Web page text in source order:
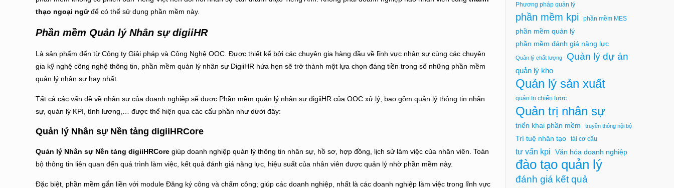
thạo ngoại ngữđể có thể sử dụng phần mềm này.
Phần mềm Quản lý Nhân sự digiiHR
Là sản phẩm đến từCông ty Giải pháp và Công Nghệ OOC . Được thiết kế bởi các chuyên gia hàng đầu về lĩnh vực nhân sự cùng các chuyên
gia kỹ nghệ công nghệ thông tin, phần mềm quản lý nhân sự DigiiHR hứa hẹn sẽ trở thành một lựa chọn đáng tiền trong số những phần mềm
quản lý nhân sự hay nhất.
Tất cả các vấn đề về nhân sự của doanh nghiệp sẽ được Phần mềm quản lý nhân sự digiiHR của OOC xử lý, bao gồm quản lý thông tin nhân
sự, quản lý KPI, tính lương,… được thể hiện qua các cấu phần như dưới đây:
Quản lý Nhân sự Nền tảng digiiHRCore
Quản lý Nhân sự Nền tảng digiiHRCore giúp doanh nghiệp quản lý thông tin nhân sự, hồ sơ, hợp đồng, lịch sử làm việc của nhân viên. Toàn
bộ thông tin liên quan đến quá trình làm việc, kết quả đánh giá năng lực, hiệu suất của nhân viên được quản lý nhờ phần mềm này.
Đặc biệt, phần mềm gắn liền với module Đăng ký công và chấm công; giúp các doanh nghiệp, nhất là các doanh nghiệp làm việc trong lĩnh vực
Phương pháp quản lý
phần mềm kpi phần mềm MES
phần mềm quản lý
phần mềm đánh giá năng lực
Quản lý chất lượng Quản lý dự án
quản lý kho
Quản lý sản xuất
quản trị chiến lược
Quản trị nhân sự
triển khai phần mềm truyền thông nội bộ
Trí tuệ nhân tạo tái cơ cấu
tư vấn kpi Văn hóa doanh nghiệp
đào tạo quản lý
đánh giá kết quả